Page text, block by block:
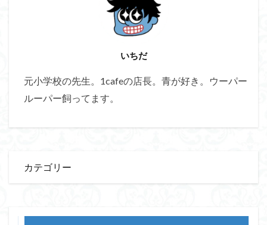
いちだ
元小学校の先生。1cafeの店長。青が好き。ウーパー
ルーパー飼ってます。
カテゴリー